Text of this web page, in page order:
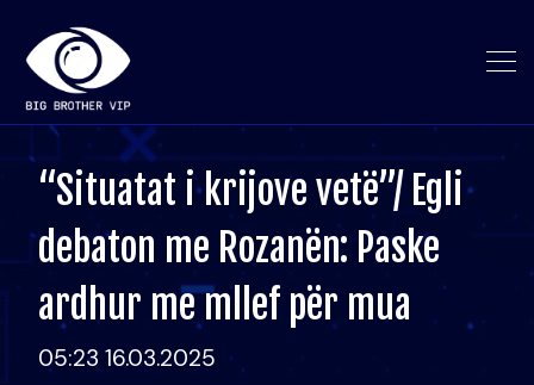
“Situatat i krijove vetë”/ Egli
debaton me Rozanën: Paske
ardhur me mllef për mua
05:23 16.03.2025